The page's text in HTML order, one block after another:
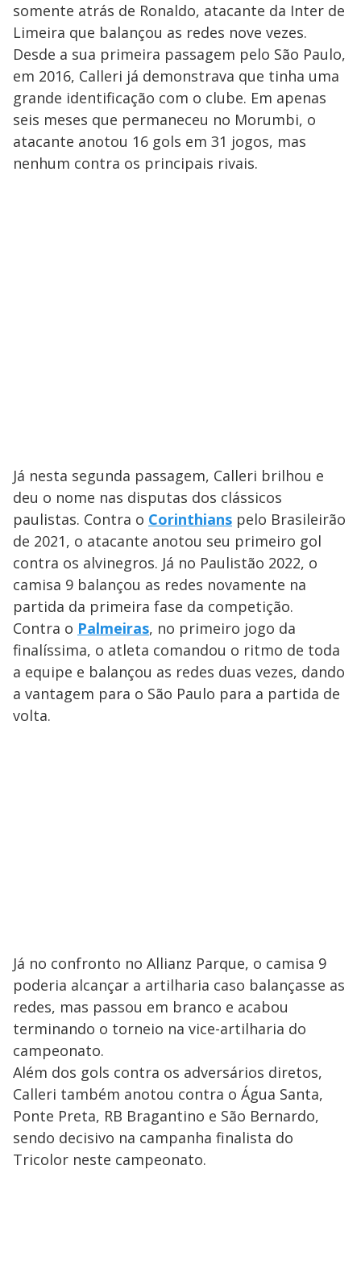
somente atrás de Ronaldo, atacante da Inter de
Limeira que balançou as redes nove vezes.
Desde a sua primeira passagem pelo São Paulo,
em 2016, Calleri já demonstrava que tinha uma
grande identificação com o clube. Em apenas
seis meses que permaneceu no Morumbi, o
atacante anotou 16 gols em 31 jogos, mas
nenhum contra os principais rivais.
Já nesta segunda passagem, Calleri brilhou e
deu o nome nas disputas dos clássicos
paulistas. Contra o Corinthians pelo Brasileirão
de 2021, o atacante anotou seu primeiro gol
contra os alvinegros. Já no Paulistão 2022, o
camisa 9 balançou as redes novamente na
partida da primeira fase da competição.
Contra o Palmeiras, no primeiro jogo da
finalíssima, o atleta comandou o ritmo de toda
a equipe e balançou as redes duas vezes, dando
a vantagem para o São Paulo para a partida de
volta.
Já no confronto no Allianz Parque, o camisa 9
poderia alcançar a artilharia caso balançasse as
redes, mas passou em branco e acabou
terminando o torneio na vice-artilharia do
campeonato.
Além dos gols contra os adversários diretos,
Calleri também anotou contra o Água Santa,
Ponte Preta, RB Bragantino e São Bernardo,
sendo decisivo na campanha finalista do
Tricolor neste campeonato.